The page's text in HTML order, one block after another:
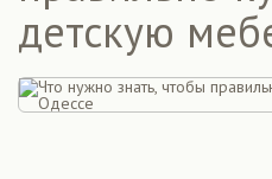
детскую